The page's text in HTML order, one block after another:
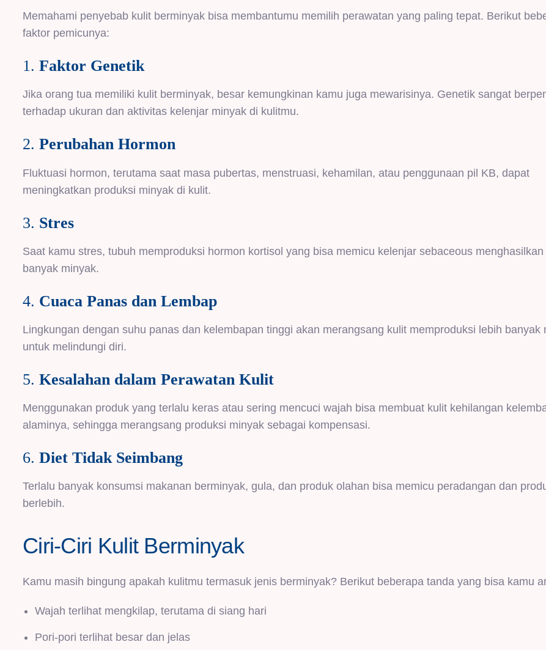
Memahami penyebab kulit berminyak bisa membantumu memilih perawatan yang paling tepat. Berikut
faktor pemicunya:
1. Faktor Genetik
Jika orang tua memiliki kulit berminyak, besar kemungkinan kamu juga mewarisinya. Genetik sangat
terhadap ukuran dan aktivitas kelenjar minyak di kulitmu.
2. Perubahan Hormon
Fluktuasi hormon, terutama saat masa pubertas, menstruasi, kehamilan, atau penggunaan pil KB, dapat
meningkatkan produksi minyak di kulit.
3. Stres
Saat kamu stres, tubuh memproduksi hormon kortisol yang bisa memicu kelenjar sebaceous menghasilkan
banyak minyak.
4. Cuaca Panas dan Lembap
Lingkungan dengan suhu panas dan kelembapan tinggi akan merangsang kulit memproduksi lebih banyak
untuk melindungi diri.
5. Kesalahan dalam Perawatan Kulit
Menggunakan produk yang terlalu keras atau sering mencuci wajah bisa membuat kulit kehilangan
alaminya, sehingga merangsang produksi minyak sebagai kompensasi.
6. Diet Tidak Seimbang
Terlalu banyak konsumsi makanan berminyak, gula, dan produk olahan bisa memicu peradangan dan
berlebih.
Ciri-Ciri Kulit Berminyak
Kamu masih bingung apakah kulitmu termasuk jenis berminyak? Berikut beberapa tanda yang bisa kamu
Wajah terlihat mengkilap, terutama di siang hari
Pori-pori terlihat besar dan jelas